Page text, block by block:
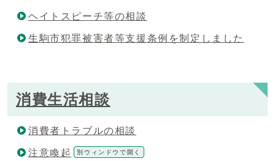
ヘイトスピーチ等の相談
生駒市犯罪被害者等支援条例を制定しました
消費生活相談
消費者トラブルの相談
注意喚起 別ウィンドウで開く